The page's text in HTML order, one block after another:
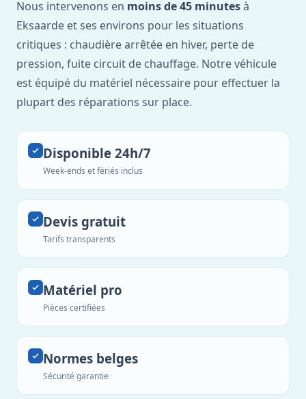
Nous intervenons en moins de 45 minutesà
Eksaarde et ses environs pour les situations
critiques : chaudière arrêtée en hiver, perte de
pression, fuite circuit de chauffage. Notre véhicule
est équipé du matériel nécessaire pour effectuer la
plupart des réparations sur place.
Disponible 24h/7
Week-ends et fériés inclus
Devis gratuit
Tarifs transparents
Matériel pro
Pièces certifiées
Normes belges
Sécurité garantie